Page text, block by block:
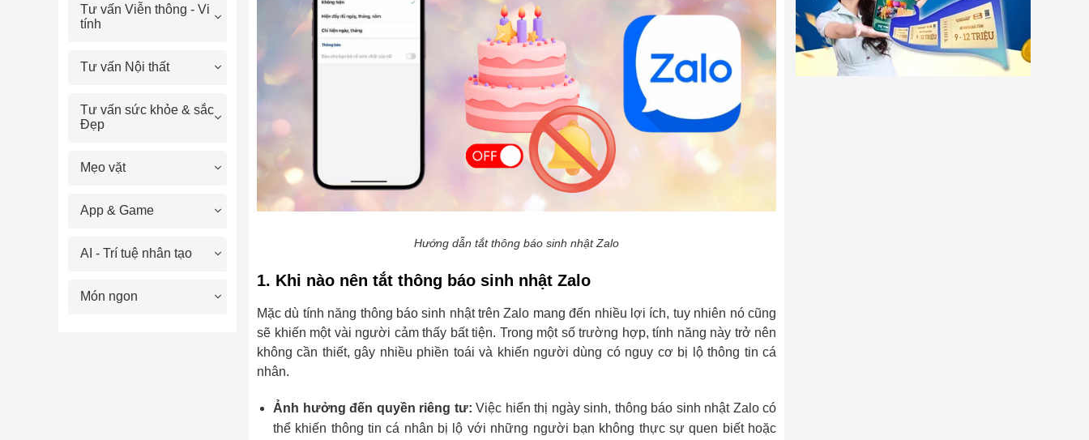
Tư vấn Viễn thông - Vi
tính
Tư vấn Nội thất
Tư vấn sức khỏe & sắc
Đẹp
Mẹo vặt
App & Game
AI - Trí tuệ nhân tạo
Món ngon
Hướng dẫn tắt thông báo sinh nhật Zalo
1. Khi nào nên tắt thông báo sinh nhật Zalo
Mặc dù tính năng thông báo sinh nhật trên Zalo mang đến nhiều lợi ích, tuy nhiên nó cũng
sẽ khiến một vài người cảm thấy bất tiện. Trong một số trường hợp, tính năng này trở nên
không cần thiết, gây nhiều phiền toái và khiến người dùng có nguy cơ bị lộ thông tin cá
nhân.
Ảnh hưởng đến quyền riêng tư: Việc hiển thị ngày sinh, thông báo sinh nhật Zalo có
thể khiến thông tin cá nhân bị lộ với những người bạn không thực sự quen biết hoặc